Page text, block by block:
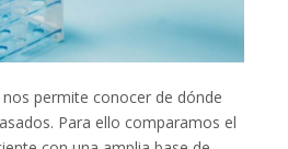
permite conocer de dónde
Para ello comparamos el